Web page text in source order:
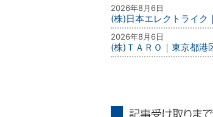
2026年8月6日
(株)日本エレクトライク
2026年8月6日
(株)ＴＡＲＯ｜東京都港